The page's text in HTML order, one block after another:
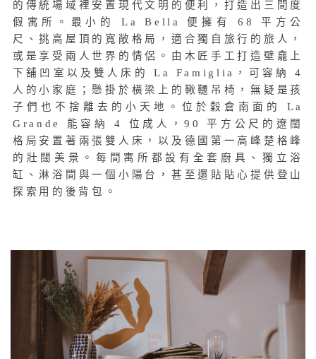
的傳統場域裡安置現代文明的便利，打造出三間度
假寓所。最小的 La Bella 便擁有 68 平方公
尺、挑高屋頂的寬敞格局，適合獨自旅行的旅人，
或是享受兩人世界的情侶。由木匠手工打造壁龕上
下舖凹室以及雙人床的 La Famiglia，可容納 4
人的小家庭；懸掛於橫梁上的鞦韆吊椅，無疑是孩
子們也不捨離去的小天地。位於穀倉南面的 La
Grande 能容納 4 位成人，90 平方公尺的遼闊
格局安置著兩張雙人床，以及德國第一高峰楚格峰
的壯闊美景。每間寓所都設有全套廚具、獨立浴
缸、淋浴間與一個小陽台，甚至還貼貼心提供登山
探索用的後背包。